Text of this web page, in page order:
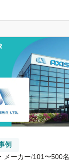
例
メーカー 101〜500名